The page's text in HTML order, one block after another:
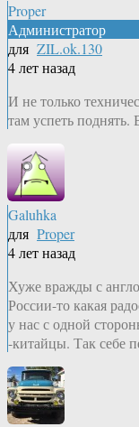
Proper
Администратор
для ZIL.ok.130
4 лет назад
И не только
там успеть поднять.
Galuhka
для Proper
4 лет назад
Хуже вражды с
России-то какая
у нас с одной
-китайцы. Так себе